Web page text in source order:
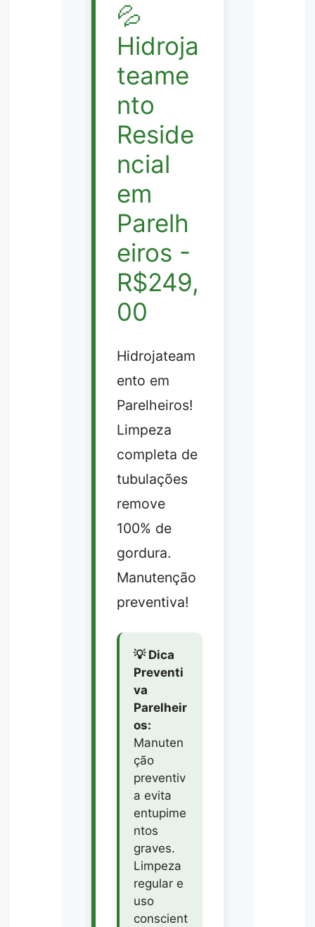
💦
Hidroja
teame
nto
Reside
ncial
em
Parelh
eiros -
R$249,
00
Hidrojateam
ento em
Parelheiros!
Limpeza
completa de
tubulações
remove
100% de
gordura.
Manutenção
preventiva!
💡 Dica
Preventi
va
Parelheir
os:
Manuten
ção
preventiv
a evita
entupime
ntos
graves.
Limpeza
regular e
uso
conscient